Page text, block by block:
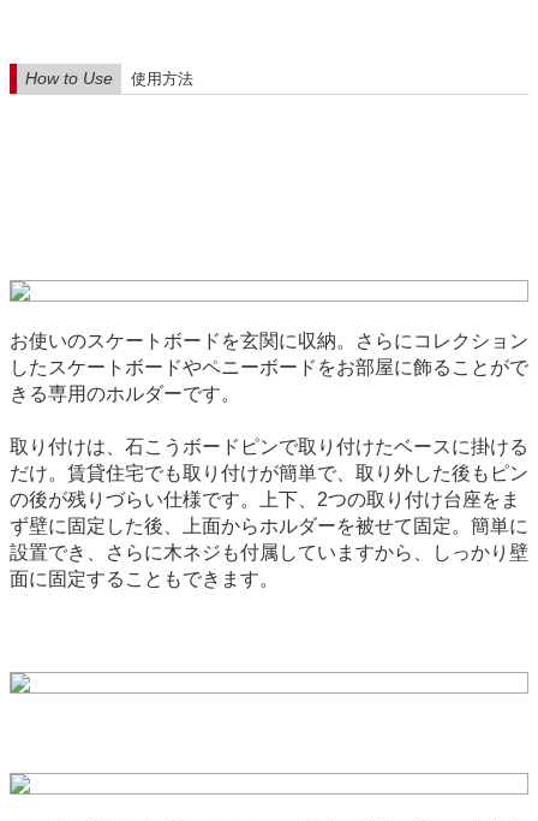
How to Use 使用方法
お使いのスケートボードを玄関に収納。さらにコレクション
したスケートボードやペニーボードをお部屋に飾ることがで
きる専用のホルダーです。
取り付けは、石こうボードピンで取り付けたベースに掛ける
だけ。賃貸住宅でも取り付けが簡単で、取り外した後もピン
の後が残りづらい仕様です。上下、2つの取り付け台座をま
ず壁に固定した後、上面からホルダーを被せて固定。簡単に
設置でき、さらに木ネジも付属していますから、しっかり壁
面に固定することもできます。